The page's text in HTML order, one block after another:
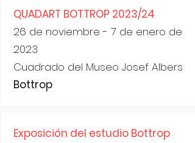
QUADART BOTTROP 2023/24
26 de noviembre - 7 de enero de
2023
Cuadrado del Museo Josef Albers
Bottrop
Exposición del estudio Bottrop